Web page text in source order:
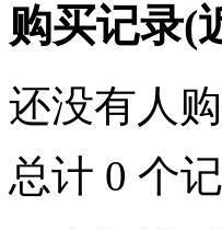
购买记录(
还没有人
总计 0 个